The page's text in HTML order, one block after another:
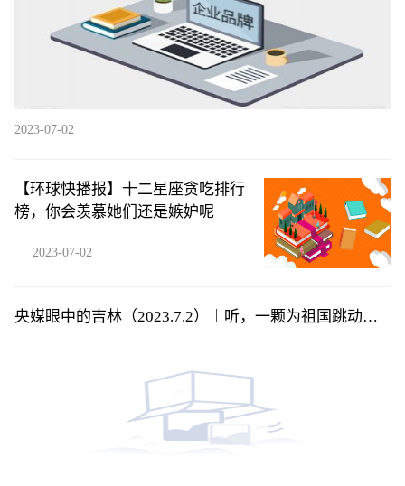
2023-07-02
【环球快播报】十二星座贪吃排行
榜，你会羡慕她们还是嫉妒呢
2023-07-02
央媒眼中的吉林（2023.7.2）︱听，一颗为祖国跳动的